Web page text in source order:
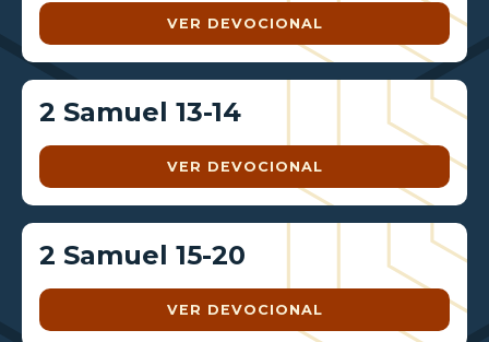
VER DEVOCIONAL
2 Samuel 13-14
VER DEVOCIONAL
2 Samuel 15-20
VER DEVOCIONAL